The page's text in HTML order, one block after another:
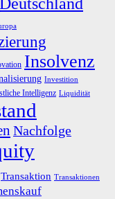
Deutschland
Insolvenz
Investition
Intelligenz Liquidität
Nachfolge
Transaktion Transaktionen